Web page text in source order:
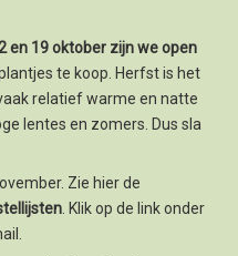
en 19 oktober zijn we open
te koop. Herfst is het
relatief warme en natte
lentes en zomers. Dus sla
Zie hier de
. Klik op de link onder